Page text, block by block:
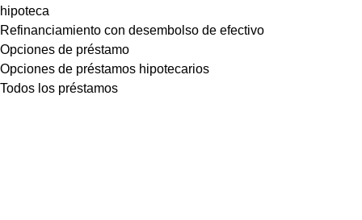
hipoteca
Refinanciamiento con desembolso de efectivo
Opciones de préstamo
Opciones de préstamos hipotecarios
Todos los préstamos